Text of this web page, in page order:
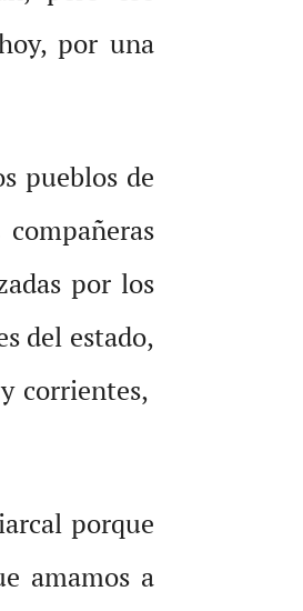
por una
pueblos de
por los
del estado,
corrientes,
porque
amamos a